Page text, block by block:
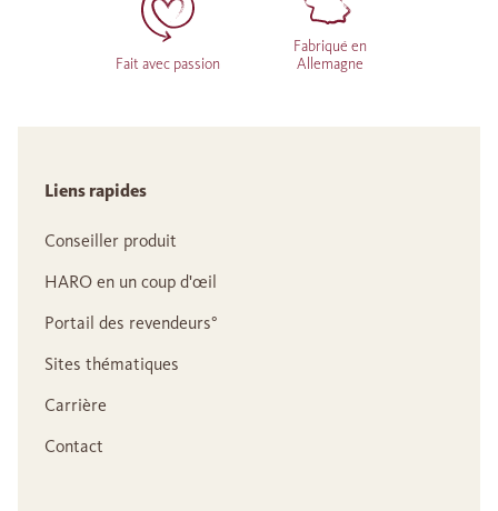
Fait avec passion
Fabriqué en
Allemagne
Liens rapides
Conseiller produit
HARO en un coup d'œil
Portail des revendeurs°
Sites thématiques
Carrière
Contact